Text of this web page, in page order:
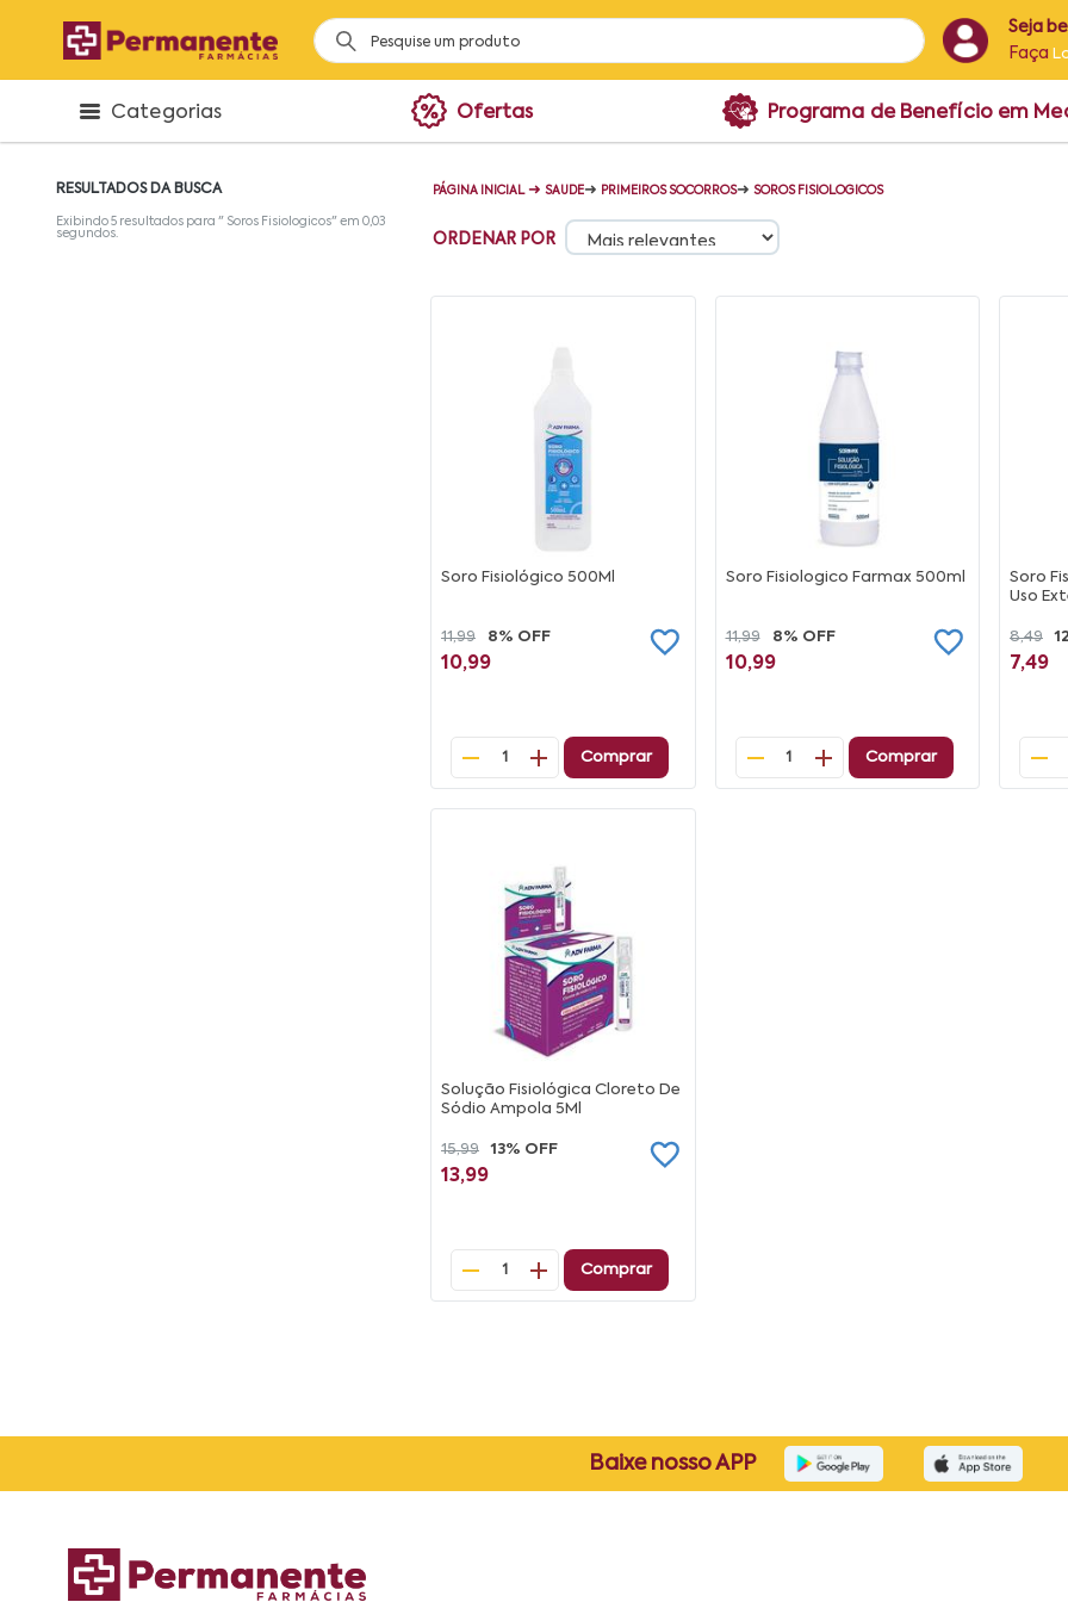
Seja
Faça
Categorias Ofertas Programa de Benefício em
RESULTADOS DA BUSCA
Exibindo 5 resultados para " Soros Fisiologicos" em 0,03
segundos.
PÁGINA INICIAL ➜ SAUDE➜ PRIMEIROS SOCORROS➜ SOROS FISIOLOGICOS
ORDENAR POR
Soro Fisiológico 500Ml
11,99 8% OFF
10,99
1 Comprar
Soro Fisiologico Farmax 500ml
11,99 8% OFF
10,99
1 Comprar
Soro
Uso
8,49
7,49
Solução Fisiológica Cloreto De
Sódio Ampola 5Ml
15,99 13% OFF
13,99
1 Comprar
Baixe nosso APP